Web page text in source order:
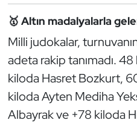
🥇 Altın madalyalarla
Milli judokalar,
adeta rakip tanımadı.
kiloda Hasret Bozkurt,
kiloda Ayten Mediha
Albayrak ve +78 kiloda
Golf
Güreş
Halter
Hava Sporları